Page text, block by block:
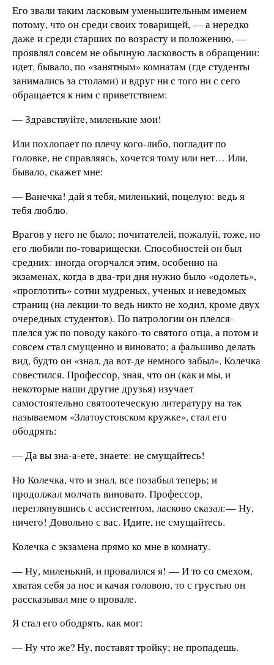
Его звали таким ласковым уменьшительным именем
потому, что он среди своих товарищей, — а нередко
даже и среди старших по возрасту и положению, —
проявлял совсем не обычную ласковость в обращении:
идет, бывало, по «занятным» комнатам (где студенты
занимались за столами) и вдруг ни с того ни с сего
обращается к ним с приветствием:
— Здравствуйте, миленькие мои!
Или похлопает по плечу кого-либо, погладит по
головке, не справляясь, хочется тому или нет… Или,
бывало, скажет мне:
— Ванечка! дай я тебя, миленький, поцелую: ведь я
тебя люблю.
Врагов у него не было; почитателей, пожалуй, тоже, но
его любили по-товарищески. Способностей он был
средних: иногда огорчался этим, особенно на
экзаменах, когда в два-три дня нужно было «одолеть»,
«проглотить» сотни мудреных, ученых и неведомых
страниц (на лекции-то ведь никто не ходил, кроме двух
очередных студентов). По патрологии он плелся-
плелся уж по поводу какого-то святого отца, а потом и
совсем стал смущенно и виновато; а фальшиво делать
вид, будто он «знал, да вот-де немного забыл», Колечка
совестился. Профессор, зная, что он (как и мы, и
некоторые наши другие друзья) изучает
самостоятельно святоотеческую литературу на так
называемом «Златоустовском кружке», стал его
ободрять:
— Да вы зна-а-ете, знаете: не смущайтесь!
Но Колечка, что и знал, все позабыл теперь; и
продолжал молчать виновато. Профессор,
переглянувшись с ассистентом, ласково сказал:— Ну,
ничего! Довольно с вас. Идите, не смущайтесь.
Колечка с экзамена прямо ко мне в комнату.
— Ну, миленький, и провалился я! — И то со смехом,
хватая себя за нос и качая головою, то с грустью он
рассказывал мне о провале.
Я стал его ободрять, как мог:
— Ну что же? Ну, поставят тройку; не пропадешь.